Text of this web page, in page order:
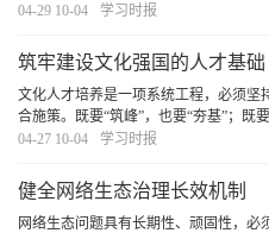
是深化整治腐败的重点领域，必须坚定
04-29 10-04 学习时报
筑牢建设文化强国的人才基础
文化人才培养是一项系统工程，必须坚
合施策。既要“筑峰”，也要“夯基”；既
其是文艺人才的成长有其自身规律和特
04-27 10-04 学习时报
健全网络生态治理长效机制
网络生态问题具有长期性、顽固性，